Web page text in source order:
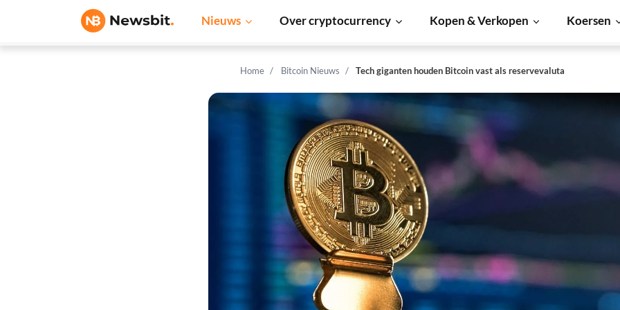
Nieuws Over cryptocurrency Kopen & Verkopen Koersen
Home Bitcoin Nieuws Tech giganten houden Bitcoin vast als reservevaluta